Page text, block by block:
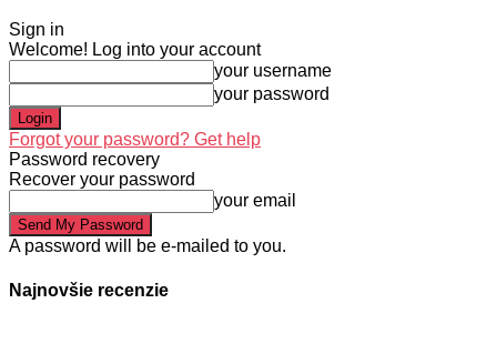
Sign in
Welcome! Log into your account
your username
your password
Forgot your password? Get help
Password recovery
Recover your password
your email
A password will be e-mailed to you.
Najnovšie recenzie